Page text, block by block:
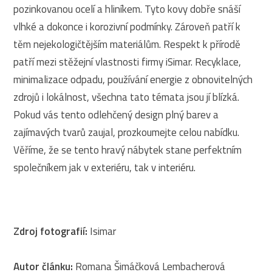
pozinkovanou ocelí a hliníkem. Tyto kovy dobře snáší
vlhké a dokonce i korozivní podmínky. Zároveň patří k
těm nejekologičtějším materiálům. Respekt k přírodě
patří mezi stěžejní vlastnosti firmy iSimar. Recyklace,
minimalizace odpadu, používání energie z obnovitelných
zdrojů i lokálnost, všechna tato témata jsou jí blízká.
Pokud vás tento odlehčený design plný barev a
zajímavých tvarů zaujal, prozkoumejte celou nabídku.
Věříme, že se tento hravý nábytek stane perfektním
společníkem jak v exteriéru, tak v interiéru.
Zdroj fotografií: Isimar
Autor článku: Romana Šimáčková Lembacherová